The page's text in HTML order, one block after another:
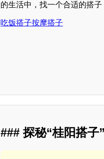
的生活中，找一个合适的搭
吃饭搭子按摩搭子
### 探秘“桂阳搭